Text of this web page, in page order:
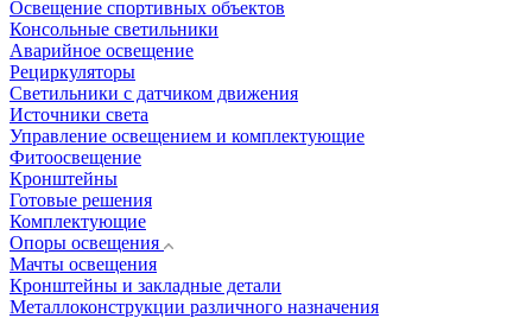
Освещение спортивных объектов
Консольные светильники
Аварийное освещение
Рециркуляторы
Светильники с датчиком движения
Источники света
Управление освещением и комплектующие
Фитоосвещение
Кронштейны
Готовые решения
Комплектующие
Опоры освещения
Мачты освещения
Кронштейны и закладные детали
Металлоконструкции различного назначения